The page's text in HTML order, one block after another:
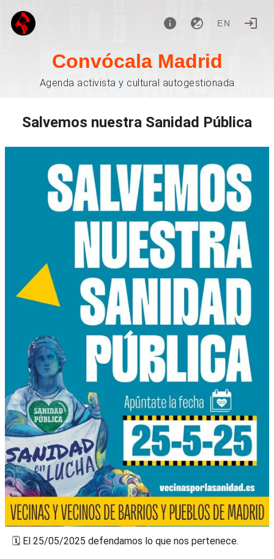
EN
Convócala Madrid
Agenda activista y cultural autogestionada
Salvemos nuestra Sanidad Pública
🗓️ El 25/05/2025 defendamos lo que nos pertenece.